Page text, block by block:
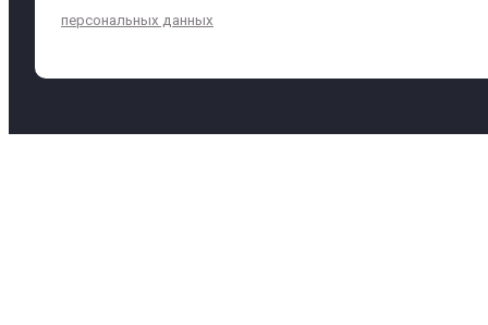
персональных данных